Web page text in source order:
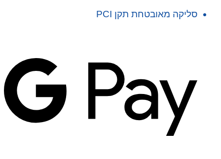
סליקה מאובטחת תקן PCI